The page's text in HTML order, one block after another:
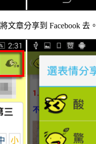
章分享到 Facebook 去。